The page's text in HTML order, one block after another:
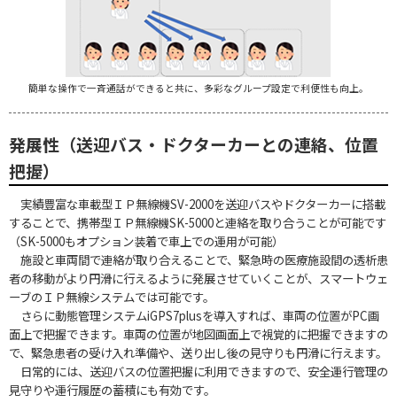
簡単な操作で一斉通話ができると共に、多彩なグループ設定で利便性も向上。
発展性（送迎バス・ドクターカーとの連絡、位置
把握）
実績豊富な車載型ＩＰ無線機SV-2000を送迎バスやドクターカーに搭載
することで、携帯型ＩＰ無線機SK-5000と連絡を取り合うことが可能です
（SK-5000もオプション装着で車上での運用が可能）
施設と車両間で連絡が取り合えることで、緊急時の医療施設間の透析患
者の移動がより円滑に行えるように発展させていくことが、スマートウェ
ーブのＩＰ無線システムでは可能です。
さらに動態管理システムiGPS7plusを導入すれば、車両の位置がPC画
面上で把握できます。車両の位置が地図画面上で視覚的に把握できますの
で、緊急患者の受け入れ準備や、送り出し後の見守りも円滑に行えます。
日常的には、送迎バスの位置把握に利用できますので、安全運行管理の
見守りや運行履歴の蓄積にも有効です。